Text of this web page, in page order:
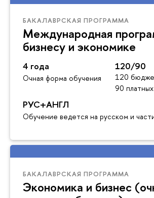
БАКАЛАВРСКАЯ ПРОГРАММА
Международная
бизнесу и экономике
4 года
Очная форма обучения
120/90
120
90
РУС+АНГЛ
Обучение ведется на русском и
БАКАЛАВРСКАЯ ПРОГРАММА
Экономика и бизнес